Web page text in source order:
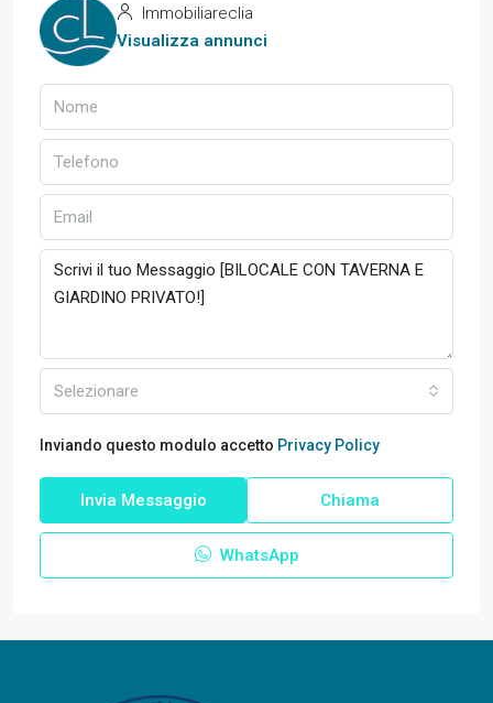
Immobiliareclia
Visualizza annunci
Selezionare
Inviando questo modulo accetto Privacy Policy
Invia Messaggio Chiama
WhatsApp